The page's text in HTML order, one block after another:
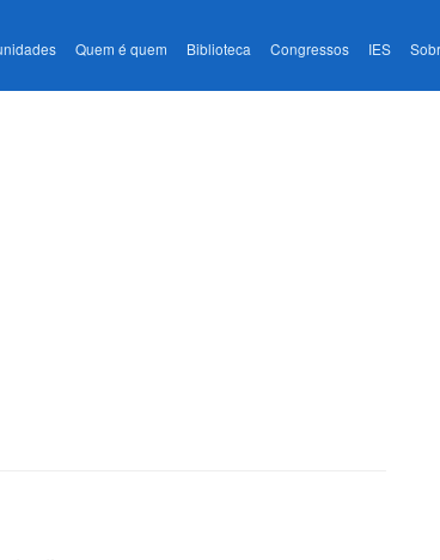
Quem é quem Biblioteca Congressos IES